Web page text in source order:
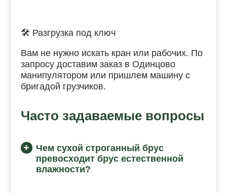
🛠 Разгрузка под ключ
Вам не нужно искать кран или рабочих. По
запросу доставим заказ в Одинцово
манипулятором или пришлем машину с
бригадой грузчиков.
Часто задаваемые вопросы
Чем сухой строганный брус
превосходит брус естественной
влажности?